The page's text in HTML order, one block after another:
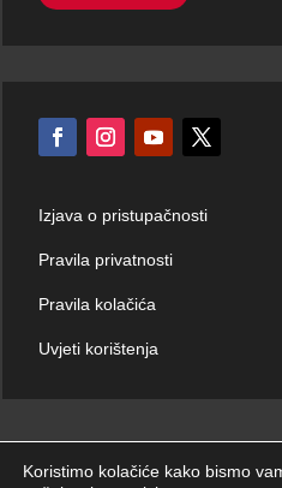
Izjava o pristupačnosti
Pravila privatnosti
Pravila kolačića
Uvjeti korištenja
Koristimo kolačiće kako bismo